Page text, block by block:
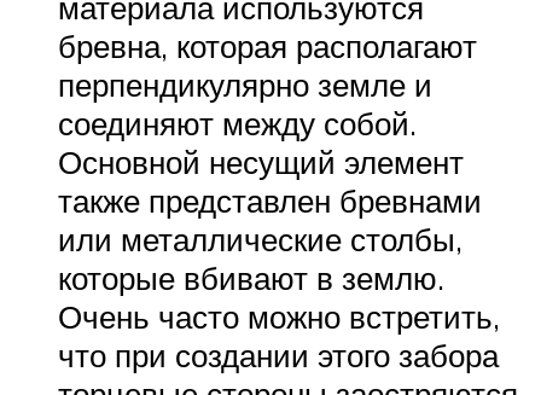
бревна, которая располагают
перпендикулярно земле и
соединяют между собой.
Основной несущий элемент
также представлен бревнами
или металлические столбы,
которые вбивают в землю.
Очень часто можно встретить,
что при создании этого забора